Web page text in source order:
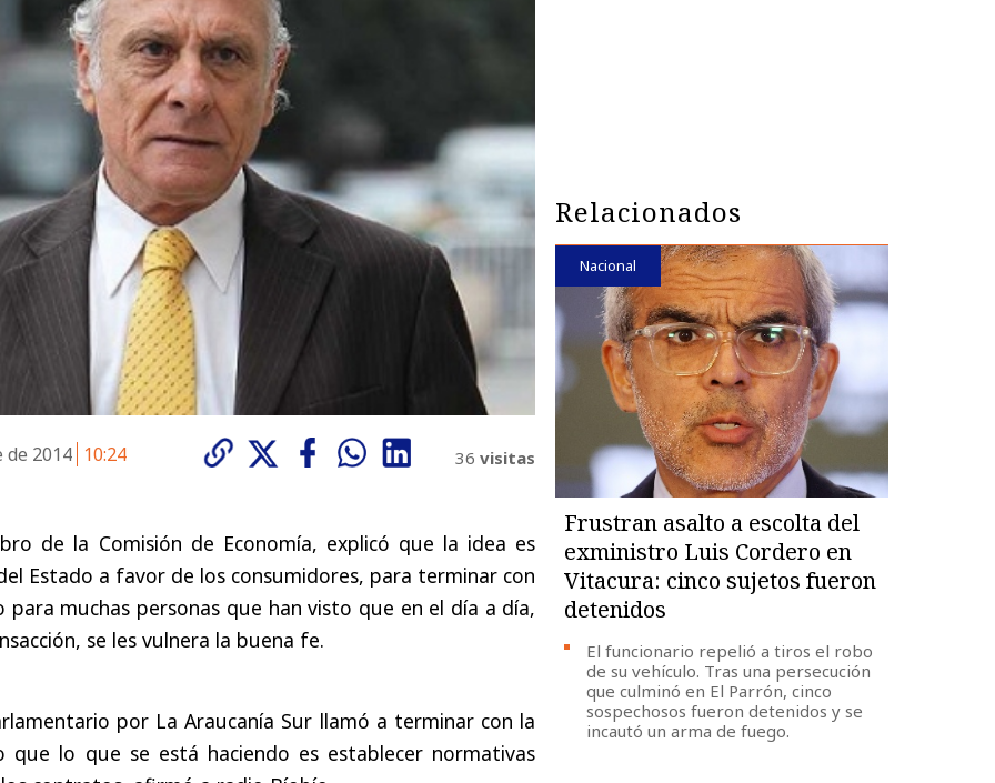
de 2014 10:24 36 visitas
de la Comisión de Economía, explicó que la idea es
Estado a favor de los consumidores, para terminar con
para muchas personas que han visto que en el día a día,
se les vulnera la buena fe.
por La Araucanía Sur llamó a terminar con la
que lo que se está haciendo es establecer normativas
Relacionados
Nacional
Frustran asalto a escolta del
exministro Luis Cordero en
Vitacura: cinco sujetos fueron
detenidos
El funcionario repelió a tiros el robo
de su vehículo. Tras una persecución
que culminó en El Parrón, cinco
sospechosos fueron detenidos y se
incautó un arma de fuego.